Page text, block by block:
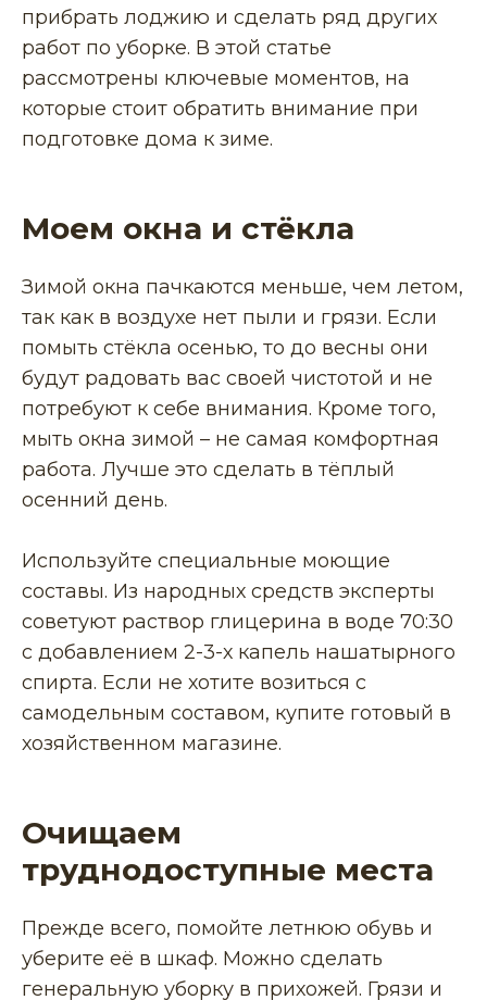
прибрать лоджию и сделать ряд других
работ по уборке. В этой статье
рассмотрены ключевые моментов, на
которые стоит обратить внимание при
подготовке дома к зиме.
Моем окна и стёкла
Зимой окна пачкаются меньше, чем летом,
так как в воздухе нет пыли и грязи. Если
помыть стёкла осенью, то до весны они
будут радовать вас своей чистотой и не
потребуют к себе внимания. Кроме того,
мыть окна зимой – не самая комфортная
работа. Лучше это сделать в тёплый
осенний день.
Используйте специальные моющие
составы. Из народных средств эксперты
советуют раствор глицерина в воде 70:30
с добавлением 2-3-х капель нашатырного
спирта. Если не хотите возиться с
самодельным составом, купите готовый в
хозяйственном магазине.
Очищаем
труднодоступные места
Прежде всего, помойте летнюю обувь и
уберите её в шкаф. Можно сделать
генеральную уборку в прихожей. Грязи и